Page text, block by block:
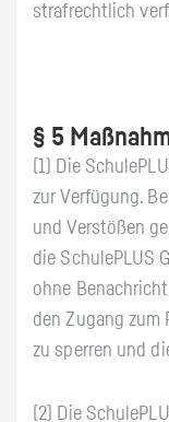
strafrechtlich
§ 5
(1) Die
zur Verfügung.
und Verstößen
die SchulePLUS
ohne
den Zugang zum
zu sperren und
(2) Die